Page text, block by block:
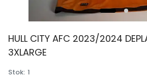
HULL CITY AFC 2023/2024
3XLARGE
Stok: 1